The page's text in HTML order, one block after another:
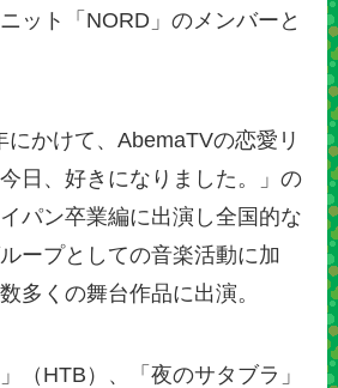
ット「NORD」のメンバーと
にかけて、AbemaTVの恋愛リ
日、好きになりました。」の
パン卒業編に出演し全国的な
ープとしての音楽活動に加
多くの舞台作品に出演。
（HTB）、「夜のサタブラ」